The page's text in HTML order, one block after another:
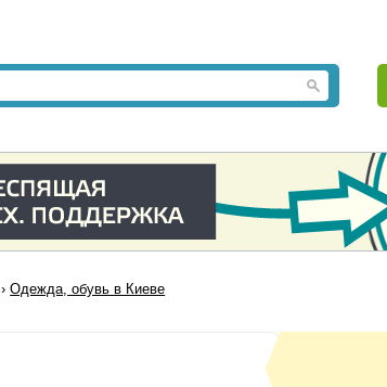
›Одежда, обувь в Киеве